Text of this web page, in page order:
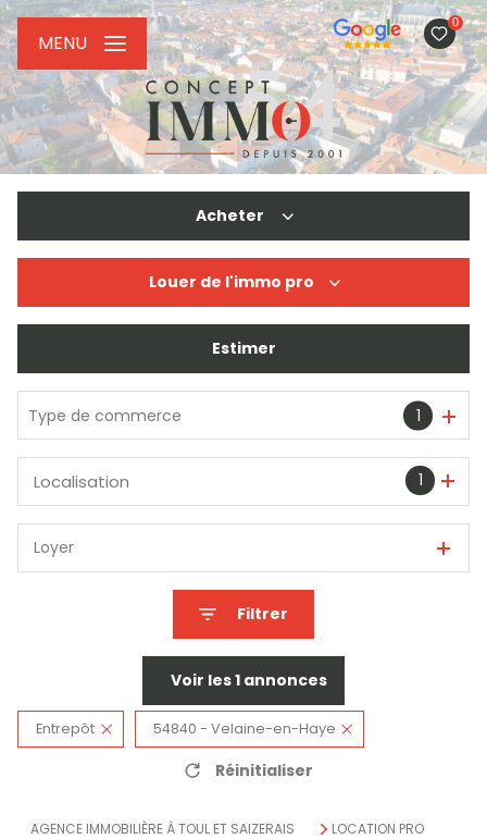
0
MENU
Acheter
De l'immo pro
Louer de l'immo pro
De l'immo pro
Estimer
Type de commerce 1
1
Localisation
Loyer
Filtrer
Voir les1 annonces
Entrepôt 54840 - Velaine-en-Haye
Réinitialiser
AGENCE IMMOBILIÈRE À TOUL ET SAIZERAIS
LOCATION PRO